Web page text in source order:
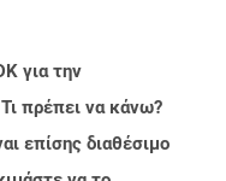
για την
πρέπει να κάνω?
επίσης διαθέσιμο